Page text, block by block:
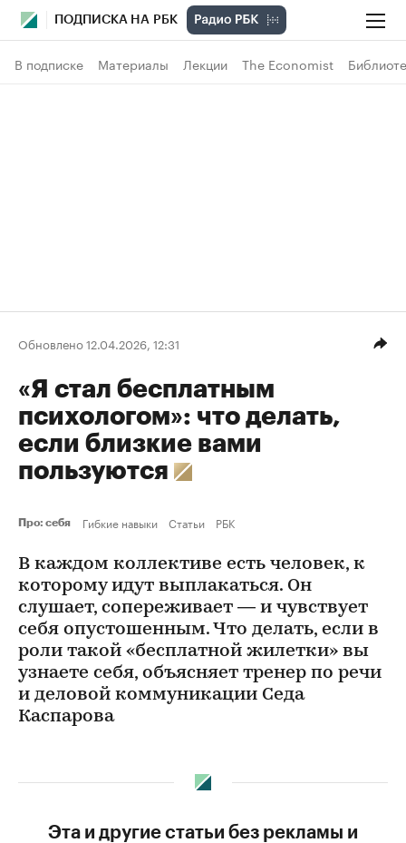
ПОДПИСКА НА РБК
В подписке Материалы Лекции The Economist
Обновлено 12.04.2026, 12:31
«Я стал бесплатным
психологом»: что делать,
если близкие вами
пользуются
Про: себя Гибкие навыки Статьи РБК
В каждом коллективе есть человек, к
которому идут выплакаться. Он
слушает, сопереживает — и чувствует
себя опустошенным. Что делать, если в
роли такой «бесплатной жилетки» вы
узнаете себя, объясняет тренер по речи
и деловой коммуникации Седа
Каспарова
Эта и другие статьи без рекламы и